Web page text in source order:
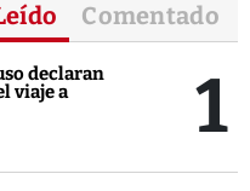
Comentado
declaran
viaje a
1